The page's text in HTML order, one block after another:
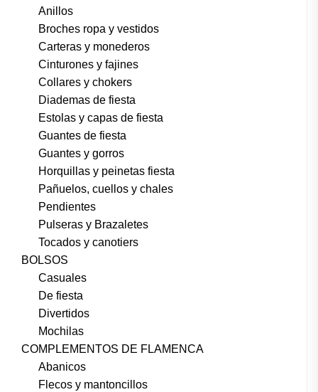
Anillos
Broches ropa y vestidos
Carteras y monederos
Cinturones y fajines
Collares y chokers
Diademas de fiesta
Estolas y capas de fiesta
Guantes de fiesta
Guantes y gorros
Horquillas y peinetas fiesta
Pañuelos, cuellos y chales
Pendientes
Pulseras y Brazaletes
Tocados y canotiers
BOLSOS
Casuales
De fiesta
Divertidos
Mochilas
COMPLEMENTOS DE FLAMENCA
Abanicos
Flecos y mantoncillos